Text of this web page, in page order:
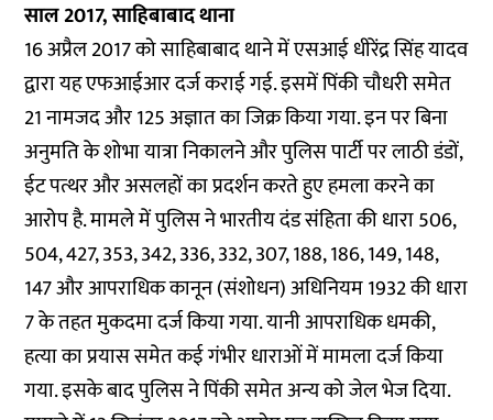
साल 2017, साहिबाबाद थाना
16 अप्रैल 2017 को साहिबाबाद थाने में एसआई धीरेंद्र सिंह यादव
द्वारा यह एफआईआर दर्ज कराई गई. इसमें पिंकी चौधरी समेत
21 नामजद और 125 अज्ञात का जिक्र किया गया. इन पर बिना
अनुमति के शोभा यात्रा निकालने और पुलिस पार्टी पर लाठी डंडों,
ईट पत्थर और असलहों का प्रदर्शन करते हुए हमला करने का
आरोप है. मामले में पुलिस ने भारतीय दंड संहिता की धारा 506,
504, 427, 353, 342, 336, 332, 307, 188, 186, 149, 148,
147 और आपराधिक कानून (संशोधन) अधिनियम 1932 की धारा
7 के तहत मुकदमा दर्ज किया गया. यानी आपराधिक धमकी,
हत्या का प्रयास समेत कई गंभीर धाराओं में मामला दर्ज किया
गया. इसके बाद पुलिस ने पिंकी समेत अन्य को जेल भेज दिया.